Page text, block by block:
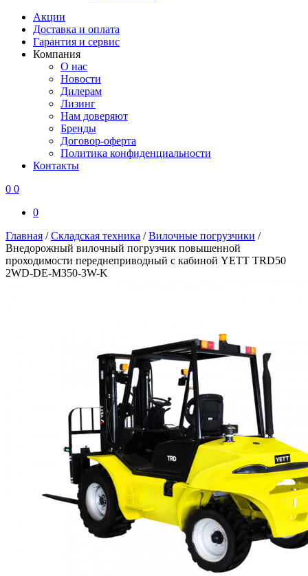
Акции
Доставка и оплата
Гарантия и сервис
Компания
О нас
Новости
Дилерам
Лизинг
Нам доверяют
Бренды
Договор-оферта
Политика конфиденциальности
Контакты
0 0
0
Главная /Складская техника /Вилочные погрузчики /
Внедорожный вилочный погрузчик повышенной
проходимости переднеприводный с кабиной YETT TRD50
2WD-DE-M350-3W-K